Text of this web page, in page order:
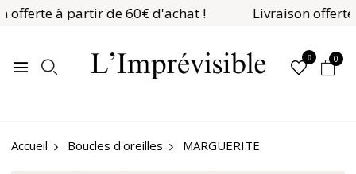
offerte à partir de 60€ d'achat ! Livraison
0 0
Accueil Boucles d'oreilles MARGUERITE